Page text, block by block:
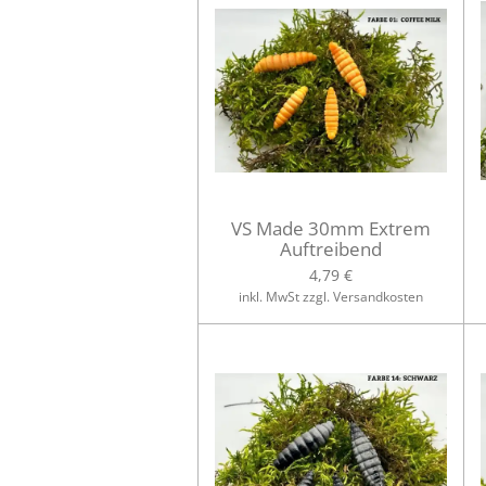
VS Made 30mm Extrem
Auftreibend
4,79 €
inkl. MwSt zzgl. Versandkosten